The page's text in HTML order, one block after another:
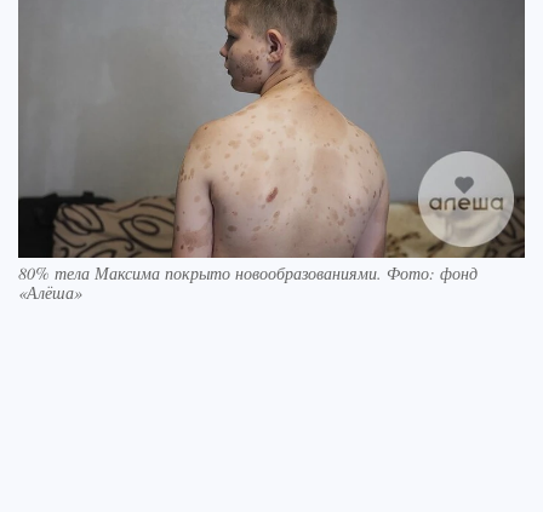
80% тела Максима покрыто новообразованиями. Фото: фонд
«Алёша»